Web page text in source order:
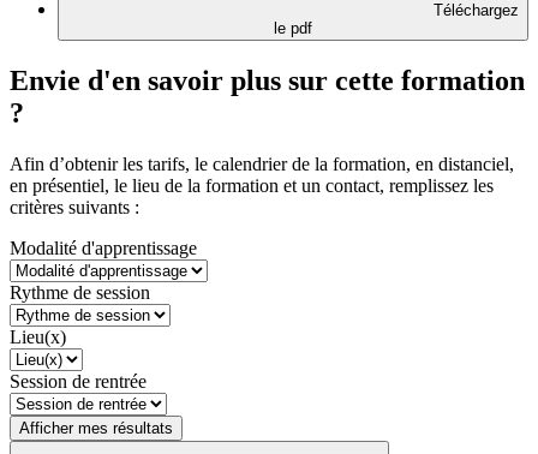
Téléchargez
le pdf
Envie d'en savoir plus sur cette formation
?
Afin d’obtenir les tarifs, le calendrier de la formation, en distanciel,
en présentiel, le lieu de la formation et un contact, remplissez les
critères suivants :
Modalité d'apprentissage
Rythme de session
Lieu(x)
Session de rentrée
Afficher mes résultats